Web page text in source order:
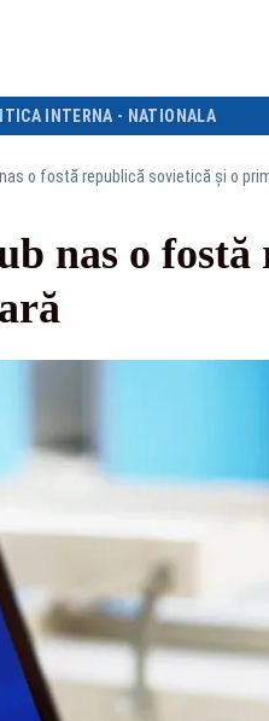
INTERNA - NATIONALA
o fostă republică sovietică și o
nas o fostă